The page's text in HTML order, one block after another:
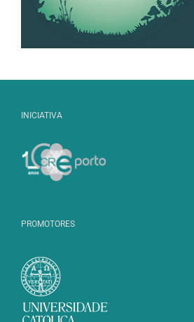
INICIATIVA
PROMOTORES